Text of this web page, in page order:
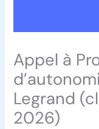
Appel à
Legrand
2026)